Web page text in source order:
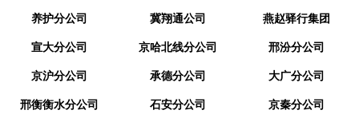
养护分公司 冀翔通公司 燕赵驿行集团
宣大分公司 京哈北线分公司 邢汾分公司
京沪分公司 承德分公司 大广分公司
邢衡衡水分公司 石安分公司 京秦分公司